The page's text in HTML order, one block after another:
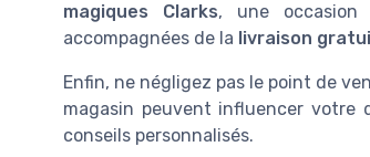
magiques Clarks, une occasion
accompagnées de la livraison
Enfin, ne négligez pas le point de
magasin peuvent influencer votre
conseils personnalisés.